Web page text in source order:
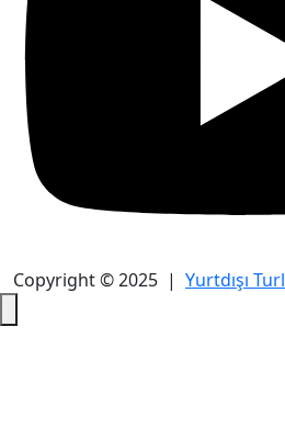
Copyright © 2025 | Yurtdışı